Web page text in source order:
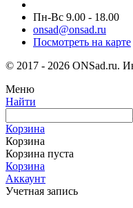
Пн-Вс 9.00 - 18.00
onsad@onsad.ru
Посмотреть на карте
© 2017 - 2026 ONSad.ru.
Меню
Найти
Корзина
Корзина
Корзина пуста
Корзина
Аккаунт
Учетная запись